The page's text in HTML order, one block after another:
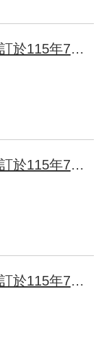
職安署北區職業安全衛生中心訂於115年7月31日(上午09:00~上午12:30)假經濟部工業局中壢工業區服務中心 （地址：桃園市中壢區東園路57號））舉辦115年桃園市製造業火災爆炸災害預防教育訓練，歡迎踴躍報名參加。
職安署北區職業安全衛生中心訂於115年7月24日(上午09:00~上午12:30)假經濟部新竹產業園區服務中心（地址：新竹縣湖口鄉鳳山村中華路22 號））舉辦115年新竹縣(市)製造業災害預防教育訓練，歡迎踴躍報名參加。
職安署北區職業安全衛生中心訂於115年7月10日(上午09:00~上午12:30)假經濟部新竹產業園區服務中心（地址：新竹縣湖口鄉鳳山村中華路22 號））舉辦115年新竹縣(市)製造業災害預防教育訓練，歡迎踴躍報名參加。